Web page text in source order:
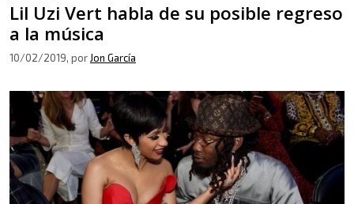
Lil Uzi Vert habla de su posible regreso
a la música
10/02/2019, por Jon García